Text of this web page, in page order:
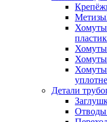
Метизы
Хомуты
Хомуты
Детали
Отводы